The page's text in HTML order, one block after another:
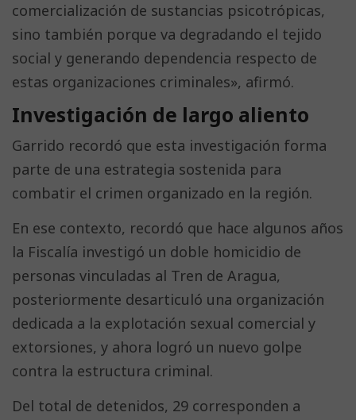
comercialización de sustancias psicotrópicas,
sino también porque va degradando el tejido
social y generando dependencia respecto de
estas organizaciones criminales», afirmó.
Investigación de largo aliento
Garrido recordó que esta investigación forma
parte de una estrategia sostenida para
combatir el crimen organizado en la región.
En ese contexto, recordó que hace algunos años
la Fiscalía investigó un doble homicidio de
personas vinculadas al Tren de Aragua,
posteriormente desarticuló una organización
dedicada a la explotación sexual comercial y
extorsiones, y ahora logró un nuevo golpe
contra la estructura criminal.
Del total de detenidos, 29 corresponden a